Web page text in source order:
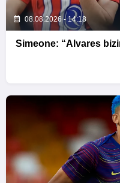
08.08.2026 - 14:18
Simeone: “Alvares